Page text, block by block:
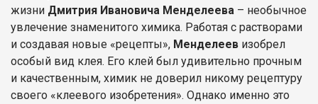
жизни Дмитрия Ивановича Менделеева – необычное
увлечение знаменитого химика. Работая с растворами
и создавая новые «рецепты», Менделеев изобрел
особый вид клея. Его клей был удивительно прочным
и качественным, химик не доверил никому рецептуру
своего «клеевого изобретения». Однако именно это